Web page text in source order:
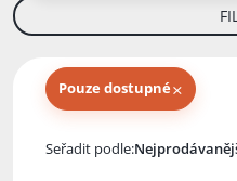
Pouze dostupné×
Seřadit podle: